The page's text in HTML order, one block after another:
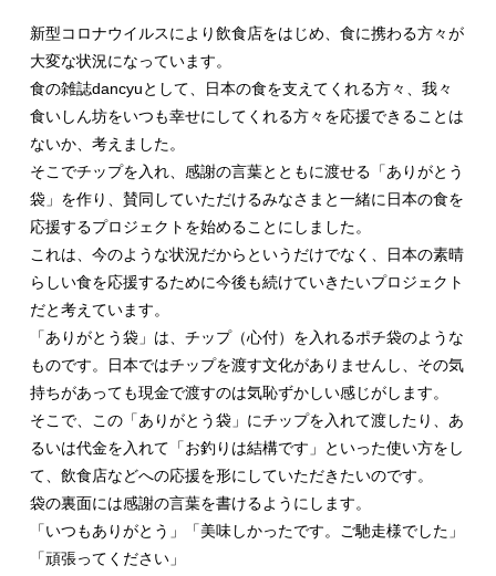
新型コロナウイルスにより飲食店をはじめ、食に携わる方々が
大変な状況になっています。
食の雑誌dancyuとして、日本の食を支えてくれる方々、我々
食いしん坊をいつも幸せにしてくれる方々を応援できることは
ないか、考えました。
そこでチップを入れ、感謝の言葉とともに渡せる「ありがとう
袋」を作り、賛同していただけるみなさまと一緒に日本の食を
応援するプロジェクトを始めることにしました。
これは、今のような状況だからというだけでなく、日本の素晴
らしい食を応援するために今後も続けていきたいプロジェクト
だと考えています。
「ありがとう袋」は、チップ（心付）を入れるポチ袋のような
ものです。日本ではチップを渡す文化がありませんし、その気
持ちがあっても現金で渡すのは気恥ずかしい感じがします。
そこで、この「ありがとう袋」にチップを入れて渡したり、あ
るいは代金を入れて「お釣りは結構です」といった使い方をし
て、飲食店などへの応援を形にしていただきたいのです。
袋の裏面には感謝の言葉を書けるようにします。
「いつもありがとう」「美味しかったです。ご馳走様でした」
「頑張ってください」